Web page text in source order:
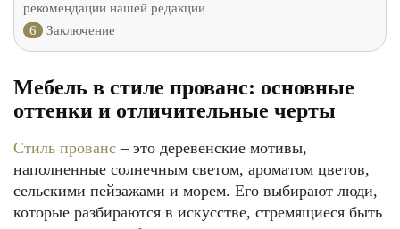
рекомендации нашей редакции
6
Заключение
Мебель в стиле прованс: основные
оттенки и отличительные черты
Стиль прованс – это деревенские мотивы,
наполненные солнечным светом, ароматом цветов,
сельскими пейзажами и морем. Его выбирают люди,
которые разбираются в искусстве, стремящиеся быть